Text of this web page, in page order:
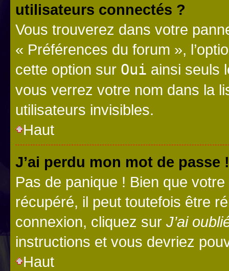
utilisateurs connectés ?
Vous trouverez dans votre
« Préférences du forum »,
cette option sur Oui ainsi seuls
vous verrez votre nom dans la
utilisateurs invisibles.
Haut
J’ai perdu mon mot de passe !
Pas de panique ! Bien que
récupéré, il peut toutefois être
connexion, cliquez sur J’ai
instructions et vous devriez
Haut